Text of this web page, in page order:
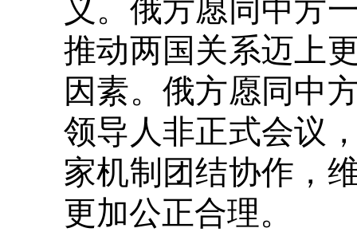
义。俄方愿同中方
推动两国关系迈上
因素。俄方愿同中
领导人非正式会议
家机制团结协作，
更加公正合理。